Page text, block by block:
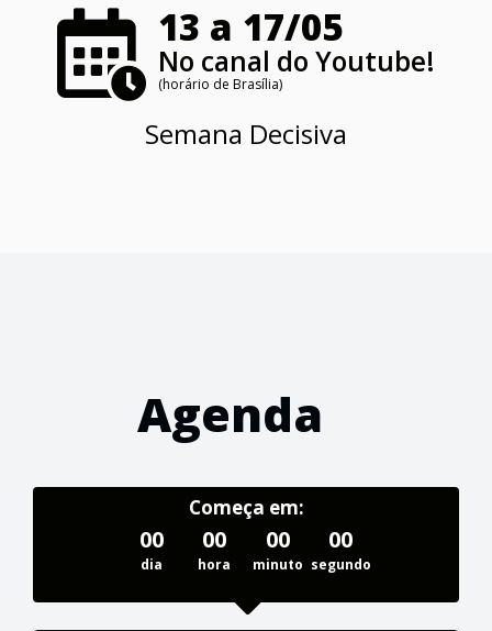
13 a 17/05
No canal do Youtube!
(horário de Brasília)
Semana Decisiva
Agenda
Começa em:
00
dia
00
hora
00
minuto
00
segundo